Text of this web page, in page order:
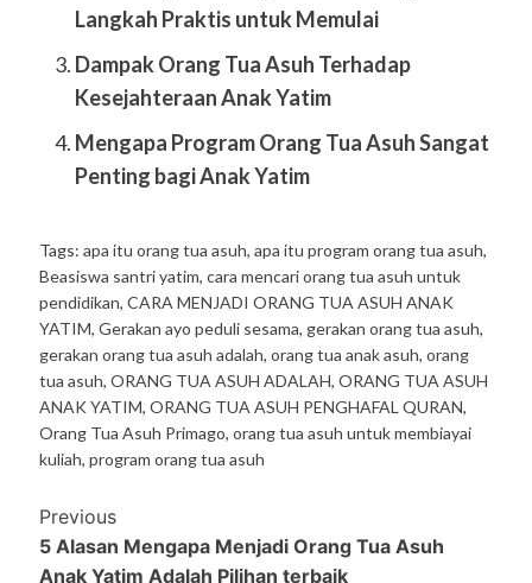
Langkah Praktis untuk Memulai
Dampak Orang Tua Asuh Terhadap
Kesejahteraan Anak Yatim
Mengapa Program Orang Tua Asuh Sangat
Penting bagi Anak Yatim
Tags: apa itu orang tua asuh, apa itu program orang tua asuh,
Beasiswa santri yatim, cara mencari orang tua asuh untuk
pendidikan, CARA MENJADI ORANG TUA ASUH ANAK
YATIM, Gerakan ayo peduli sesama, gerakan orang tua asuh,
gerakan orang tua asuh adalah, orang tua anak asuh, orang
tua asuh, ORANG TUA ASUH ADALAH, ORANG TUA ASUH
ANAK YATIM, ORANG TUA ASUH PENGHAFAL QURAN,
Orang Tua Asuh Primago, orang tua asuh untuk membiayai
kuliah, program orang tua asuh
Previous
5 Alasan Mengapa Menjadi Orang Tua Asuh
Anak Yatim Adalah Pilihan terbaik